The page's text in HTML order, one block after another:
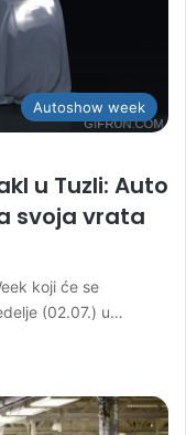
Autoshow week
u Tuzli: Auto
svoja vrata
koji će se
(02.07.) u…